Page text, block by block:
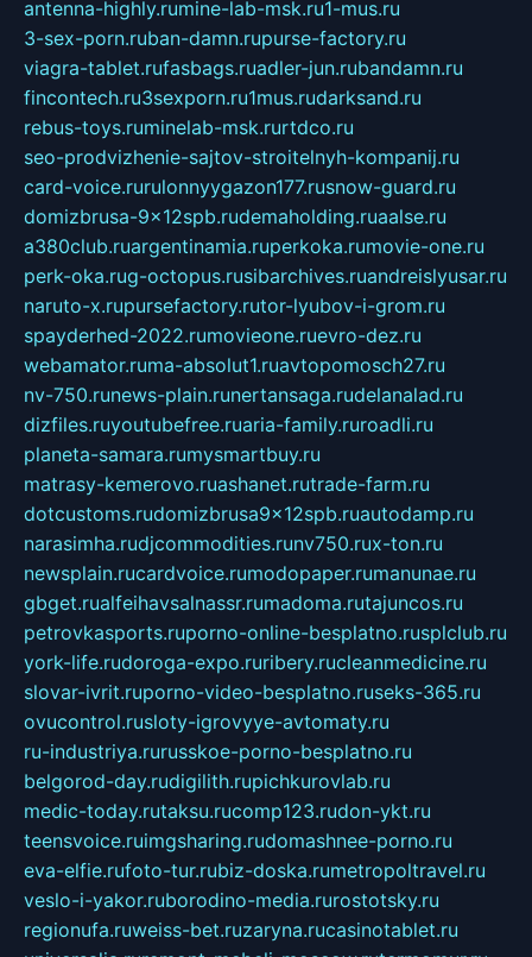
antenna-highly.rumine-lab-msk.ru1-mus.ru
3-sex-porn.ruban-damn.rupurse-factory.ru
viagra-tablet.rufasbags.ruadler-jun.rubandamn.ru
fincontech.ru3sexporn.ru1mus.rudarksand.ru
rebus-toys.ruminelab-msk.rurtdco.ru
seo-prodvizhenie-sajtov-stroitelnyh-kompanij.ru
card-voice.rurulonnyygazon177.rusnow-guard.ru
domizbrusa-9x12spb.rudemaholding.ruaalse.ru
a380club.ruargentinamia.ruperkoka.rumovie-one.ru
perk-oka.rug-octopus.rusibarchives.ruandreislyusar.ru
naruto-x.rupursefactory.rutor-lyubov-i-grom.ru
spayderhed-2022.rumovieone.ruevro-dez.ru
webamator.ruma-absolut1.ruavtopomosch27.ru
nv-750.runews-plain.runertansaga.rudelanalad.ru
dizfiles.ruyoutubefree.ruaria-family.ruroadli.ru
planeta-samara.rumysmartbuy.ru
matrasy-kemerovo.ruashanet.rutrade-farm.ru
dotcustoms.rudomizbrusa9x12spb.ruautodamp.ru
narasimha.rudjcommodities.runv750.rux-ton.ru
newsplain.rucardvoice.rumodopaper.rumanunae.ru
gbget.rualfeihavsalnassr.rumadoma.rutajuncos.ru
petrovkasports.ruporno-online-besplatno.rusplclub.ru
york-life.rudoroga-expo.ruribery.rucleanmedicine.ru
slovar-ivrit.ruporno-video-besplatno.ruseks-365.ru
ovucontrol.rusloty-igrovyye-avtomaty.ru
ru-industriya.rurusskoe-porno-besplatno.ru
belgorod-day.rudigilith.rupichkurovlab.ru
medic-today.rutaksu.rucomp123.rudon-ykt.ru
teensvoice.ruimgsharing.rudomashnee-porno.ru
eva-elfie.rufoto-tur.rubiz-doska.rumetropoltravel.ru
veslo-i-yakor.ruborodino-media.rurostotsky.ru
regionufa.ruweiss-bet.ruzaryna.rucasinotablet.ru